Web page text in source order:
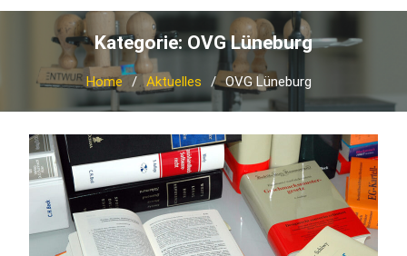
Kategorie: OVG Lüneburg
Home Aktuelles OVG Lüneburg